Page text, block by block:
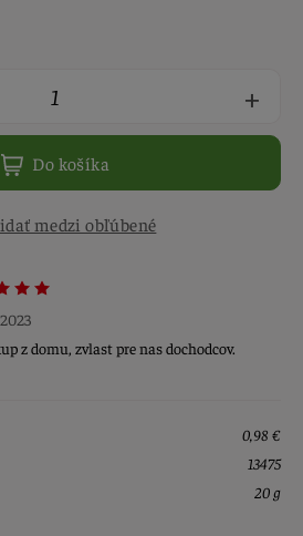
+
Do košíka
medzi obľúbené
z domu, zvlast pre nas dochodcov.
0,98 €
13475
20 g